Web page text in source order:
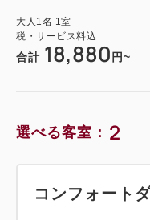
大人 1名 1室
税・サービス料込
合計 18,880 円~
選べる客室： 2
コンフォート